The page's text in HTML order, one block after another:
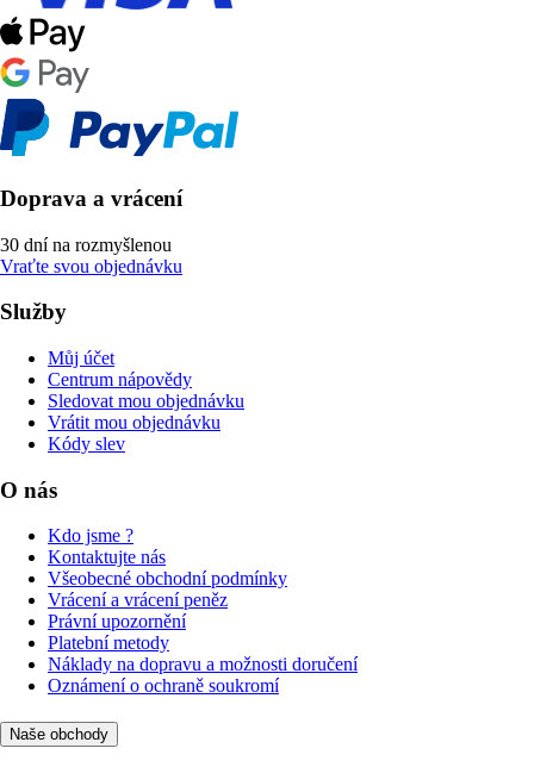
Doprava a vrácení
30 dní na rozmyšlenou
Vraťte svou objednávku
Služby
Můj účet
Centrum nápovědy
Sledovat mou objednávku
Vrátit mou objednávku
Kódy slev
O nás
Kdo jsme ?
Kontaktujte nás
Všeobecné obchodní podmínky
Vrácení a vrácení peněz
Právní upozornění
Platební metody
Náklady na dopravu a možnosti doručení
Oznámení o ochraně soukromí
Naše obchody